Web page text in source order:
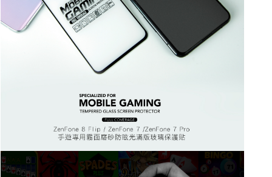
【注意事項】
１．透過由恩沛科技股份有限公司提供之「AFTEE先享後付」服務完成之交
易，需依本服務之必要範圍內提供個人資料，並將交易相關給付款項請求債
權轉讓予恩沛科技股份有限公司。
２．關於個人資料處理事宜，請瀏覽以下網址：
https://aftee.tw/terms/#terms3
３．未成年的使用者請事先徵得法定代理人或監護人之同意方可使用
４．使用「AFTEE先享後付」時，將依據個別帳號之用戶狀況，依本公司即
時審查核予不同之上限額度；若仍有額度不足之情形，本公司將視審查結果
請求用戶進行身份認證。
５．嚴禁一人註冊多個帳號或使用他人資訊註冊。若發現惡意使用之情形，
恩沛科技股份有限公司將有權停止該用戶之使用額度並採取法律行動。
每筆NT$63，滿NT$499(含以上)免運費